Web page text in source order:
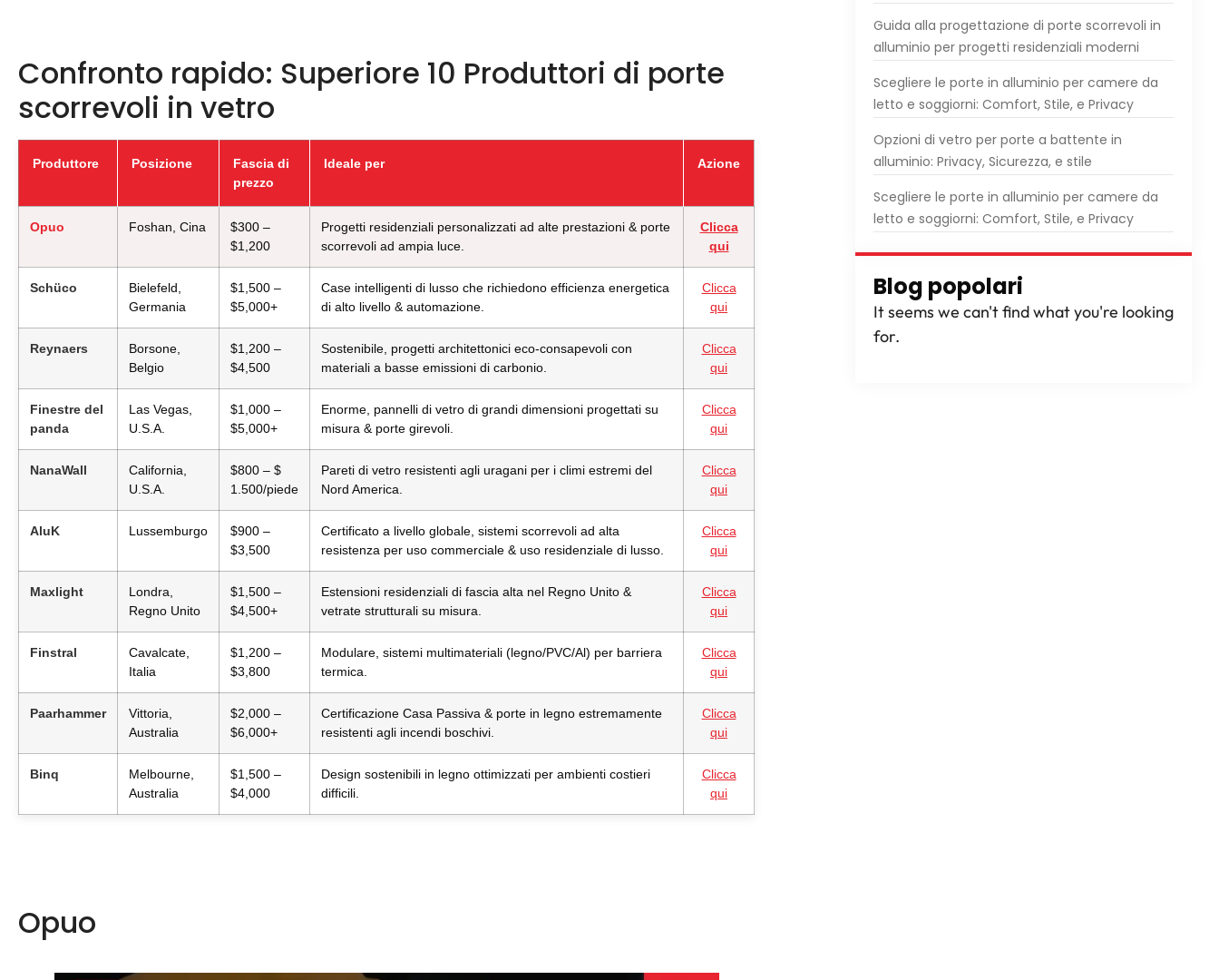
Confronto rapido: Superiore 10 Produttori di porte
scorrevoli in vetro
Produttore Posizione
Fascia di
prezzo
Ideale per Azione
Opuo Foshan, Cina
$300 –
$1,200
Progetti residenziali personalizzati ad alte prestazioni & porte
scorrevoli ad ampia luce.
Clicca
qui
Schüco
Bielefeld,
Germania
$1,500 –
$5,000+
Case intelligenti di lusso che richiedono efficienza energetica
di alto livello & automazione.
Clicca
qui
Reynaers
Borsone,
Belgio
$1,200 –
$4,500
Sostenibile, progetti architettonici eco-consapevoli con
materiali a basse emissioni di carbonio.
Clicca
qui
Finestre del
panda
Las Vegas,
U.S.A.
$1,000 –
$5,000+
Enorme, pannelli di vetro di grandi dimensioni progettati su
misura & porte girevoli.
Clicca
qui
NanaWall
California,
U.S.A.
$800 – $
1.500/piede
Pareti di vetro resistenti agli uragani per i climi estremi del
Nord America.
Clicca
qui
AluK Lussemburgo
$900 –
$3,500
Certificato a livello globale, sistemi scorrevoli ad alta
resistenza per uso commerciale & uso residenziale di lusso.
Clicca
qui
Maxlight
Londra,
Regno Unito
$1,500 –
$4,500+
Estensioni residenziali di fascia alta nel Regno Unito &
vetrate strutturali su misura.
Clicca
qui
Finstral
Cavalcate,
Italia
$1,200 –
$3,800
Modulare, sistemi multimateriali (legno/PVC/Al) per barriera
termica.
Clicca
qui
Paarhammer
Vittoria,
Australia
$2,000 –
$6,000+
Certificazione Casa Passiva & porte in legno estremamente
resistenti agli incendi boschivi.
Clicca
qui
Binq
Melbourne,
Australia
$1,500 –
$4,000
Design sostenibili in legno ottimizzati per ambienti costieri
difficili.
Clicca
qui
Opuo
Guida alla progettazione di porte scorrevoli in
alluminio per progetti residenziali moderni
Scegliere le porte in alluminio per camere da
letto e soggiorni: Comfort, Stile, e Privacy
Opzioni di vetro per porte a battente in
alluminio: Privacy, Sicurezza, e stile
Scegliere le porte in alluminio per camere da
letto e soggiorni: Comfort, Stile, e Privacy
Blog popolari
It seems we can't find what you're looking
for.